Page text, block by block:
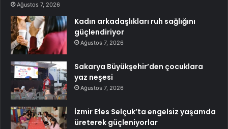
Ağustos 7, 2026
Kadın arkadaşlıkları ruh sağlığını
güçlendiriyor
Ağustos 7, 2026
Sakarya Büyükşehir’den çocuklara
yaz neşesi
Ağustos 7, 2026
İzmir Efes Selçuk’ta engelsiz yaşamda
üreterek güçleniyorlar